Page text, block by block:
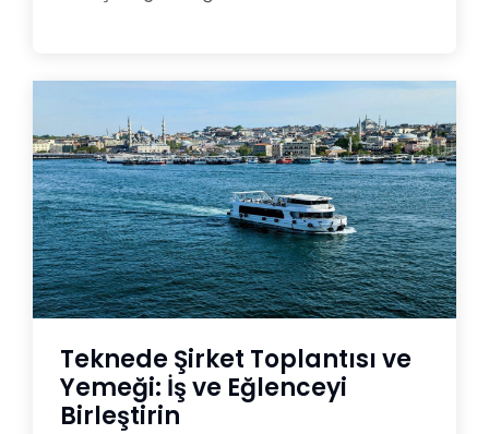
Teknede Şirket Toplantısı ve
Yemeği: İş ve Eğlenceyi
Birleştirin